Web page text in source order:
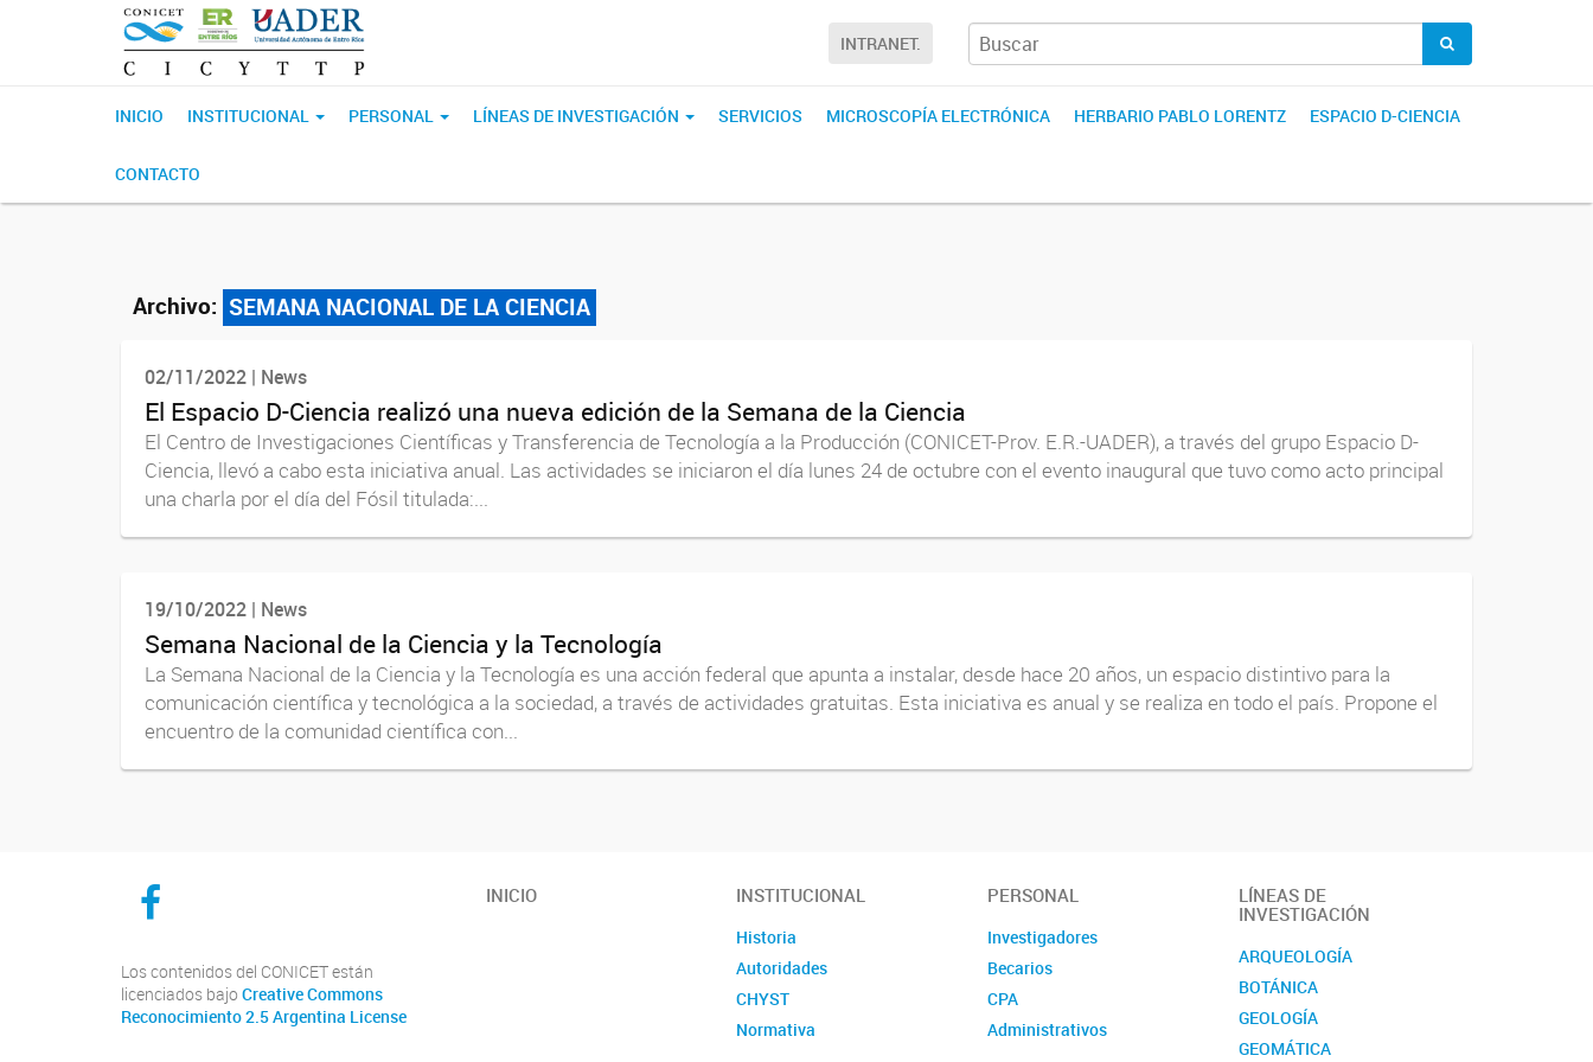
INTRANET.
INICIO INSTITUCIONAL PERSONAL LÍNEAS DE INVESTIGACIÓN SERVICIOS MICROSCOPÍA ELECTRÓNICA HERBARIO PABLO LORENTZ ESPACIO D-CIENCIA
CONTACTO
Archivo: SEMANA NACIONAL DE LA CIENCIA
02/11/2022 | News
El Espacio D-Ciencia realizó una nueva edición de la Semana de la Ciencia
El Centro de Investigaciones Científicas y Transferencia de Tecnología a la Producción (CONICET-Prov. E.R.-UADER), a través del grupo Espacio D-
Ciencia, llevó a cabo esta iniciativa anual. Las actividades se iniciaron el día lunes 24 de octubre con el evento inaugural que tuvo como acto principal
una charla por el día del Fósil titulada:...
19/10/2022 | News
Semana Nacional de la Ciencia y la Tecnología
La Semana Nacional de la Ciencia y la Tecnología es una acción federal que apunta a instalar, desde hace 20 años, un espacio distintivo para la
comunicación científica y tecnológica a la sociedad, a través de actividades gratuitas. Esta iniciativa es anual y se realiza en todo el país. Propone el
encuentro de la comunidad científica con...
CICYTTP en Facebook
Los contenidos del CONICET están
licenciados bajo Creative Commons
Reconocimiento 2.5 Argentina License
INICIO INSTITUCIONAL
Historia
Autoridades
CHYST
Normativa
PERSONAL
Investigadores
Becarios
CPA
Administrativos
LÍNEAS DE
INVESTIGACIÓN
ARQUEOLOGÍA
BOTÁNICA
GEOLOGÍA
GEOMÁTICA